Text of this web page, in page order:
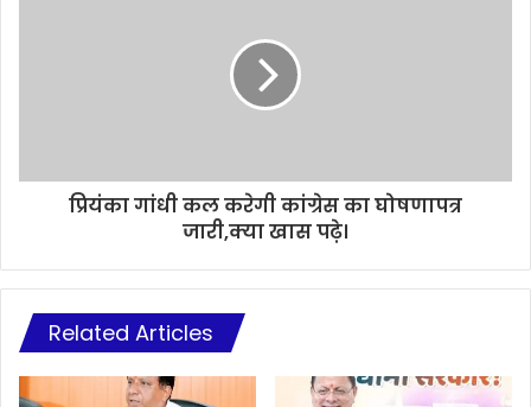
प्रियंका गांधी कल करेगी कांग्रेस का घोषणापत्र
जारी,क्या खास पढ़े।
Related Articles